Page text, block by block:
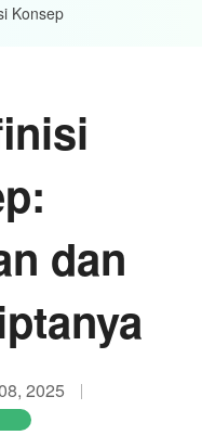
Konsep
dan
2025